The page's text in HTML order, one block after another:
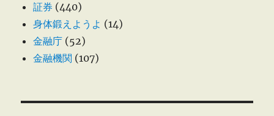
証券 (440)
身体鍛えようよ (14)
金融庁 (52)
金融機関 (107)